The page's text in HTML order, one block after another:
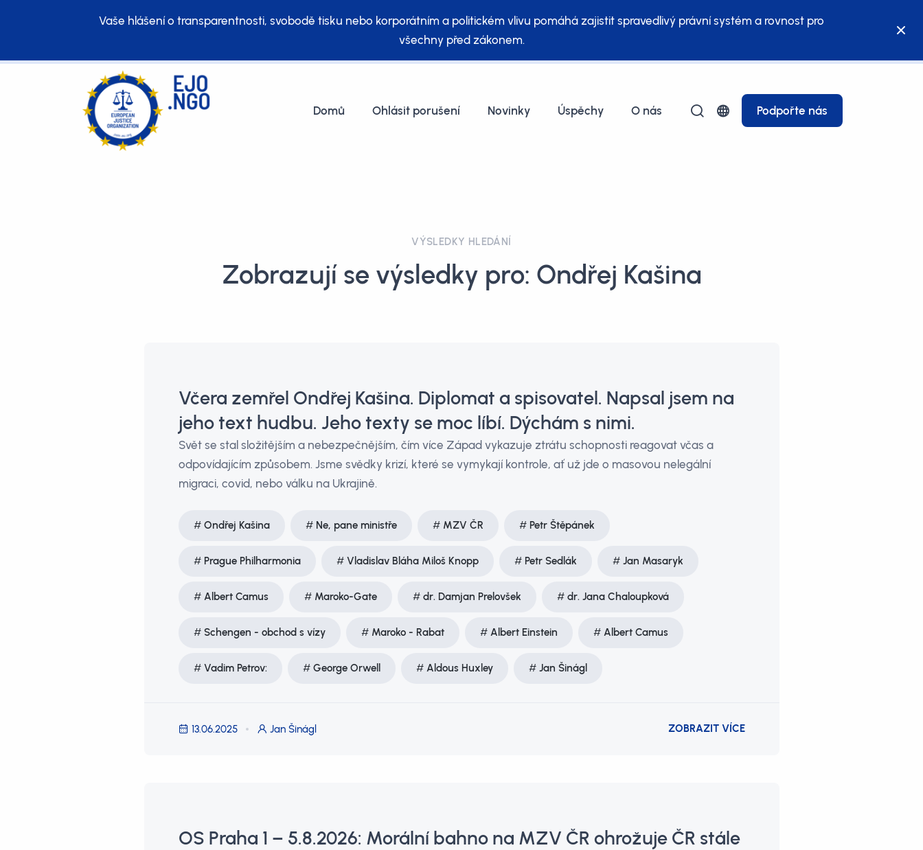
Vaše hlášení o transparentnosti, svobodě tisku nebo korporátním a politickém vlivu pomáhá zajistit spravedlivý právní systém a rovnost pro
všechny před zákonem.
Domů Ohlásit porušení Novinky Úspěchy O nás Podpořte nás
VÝSLEDKY HLEDÁNÍ
Zobrazují se výsledky pro: Ondřej Kašina
Včera zemřel Ondřej Kašina. Diplomat a spisovatel. Napsal jsem na
jeho text hudbu. Jeho texty se moc líbí. Dýchám s nimi.
Svět se stal složitějším a nebezpečnějším, čím více Západ vykazuje ztrátu schopnosti reagovat včas a
odpovídajícím způsobem. Jsme svědky krizí, které se vymykají kontrole, ať už jde o masovou nelegální
migraci, covid, nebo válku na Ukrajině.
Ondřej Kašina Ne, pane ministře MZV ČR Petr Štěpánek
Prague Philharmonia Vladislav Bláha Miloš Knopp Petr Sedlák Jan Masaryk
Albert Camus Maroko-Gate dr. Damjan Prelovšek dr. Jana Chaloupková
Schengen - obchod s vízy Maroko - Rabat Albert Einstein Albert Camus
Vadim Petrov: George Orwell Aldous Huxley Jan Šinágl
13.06.2025 Jan Šinágl ZOBRAZIT VÍCE
OS Praha 1 – 5.8.2026: Morální bahno na MZV ČR ohrožuje ČR stále